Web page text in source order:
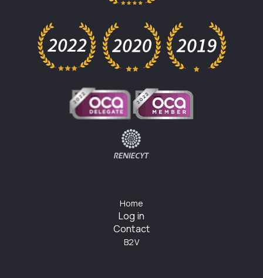
Home
Log in
Contact
B2V